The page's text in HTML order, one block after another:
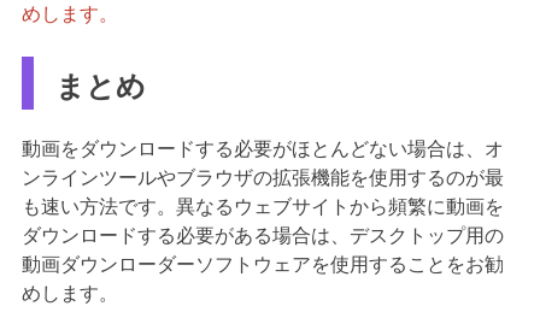
めします。
まとめ
動画をダウンロードする必要がほとんどない場合は、オ
ンラインツールやブラウザの拡張機能を使用するのが最
も速い方法です。異なるウェブサイトから頻繁に動画を
ダウンロードする必要がある場合は、デスクトップ用の
動画ダウンローダーソフトウェアを使用することをお勧
めします。